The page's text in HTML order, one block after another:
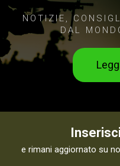
NOTIZIE,
DAL
e rimani aggiornato su